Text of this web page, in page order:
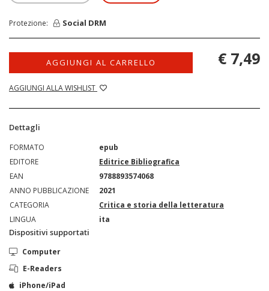
Protezione: Social DRM
AGGIUNGI AL CARRELLO
AGGIUNGI ALLA WISHLIST
€ 7,49
Dettagli
FORMATO
epub
EDITORE
Editrice Bibliografica
EAN
9788893574068
ANNO PUBBLICAZIONE
2021
CATEGORIA
Critica e storia della letteratura
LINGUA
ita
Dispositivi supportati
Computer
E-Readers
iPhone/iPad